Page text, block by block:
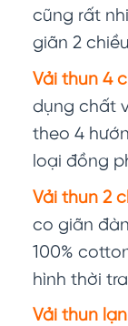
cũng rất
giãn 2
Vải thun 4
dụng chất
theo 4
loại đồng
Vải thun 2
co giãn
100%
hình thời
Vải thun